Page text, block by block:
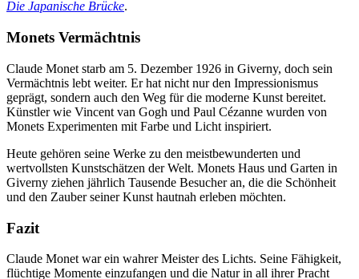
Die Japanische Brücke.
Monets Vermächtnis
Claude Monet starb am 5. Dezember 1926 in Giverny, doch sein
Vermächtnis lebt weiter. Er hat nicht nur den Impressionismus
geprägt, sondern auch den Weg für die moderne Kunst bereitet.
Künstler wie Vincent van Gogh und Paul Cézanne wurden von
Monets Experimenten mit Farbe und Licht inspiriert.
Heute gehören seine Werke zu den meistbewunderten und
wertvollsten Kunstschätzen der Welt. Monets Haus und Garten in
Giverny ziehen jährlich Tausende Besucher an, die die Schönheit
und den Zauber seiner Kunst hautnah erleben möchten.
Fazit
Claude Monet war ein wahrer Meister des Lichts. Seine Fähigkeit,
flüchtige Momente einzufangen und die Natur in all ihrer Pracht